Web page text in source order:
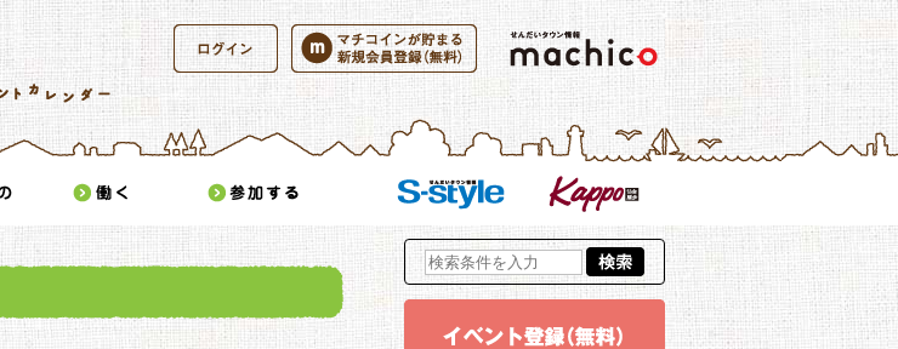
ログイン 新規会員登録
参加する S-Style
イベント登録(無料)